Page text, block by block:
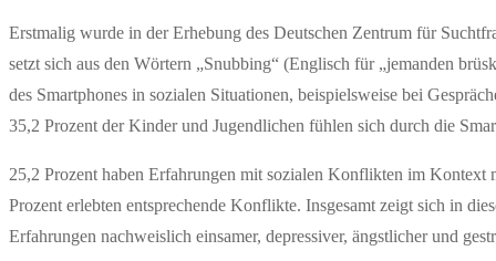
Erstmalig wurde in der Erhebung des Deutschen Zentrum für
setzt sich aus den Wörtern „Snubbing“ (Englisch für „jemanden
des Smartphones in sozialen Situationen, beispielsweise bei
35,2 Prozent der Kinder und Jugendlichen fühlen sich durch die
25,2 Prozent haben Erfahrungen mit sozialen Konflikten im
Prozent erlebten entsprechende Konflikte. Insgesamt zeigt sich in
Erfahrungen nachweislich einsamer, depressiver, ängstlicher und